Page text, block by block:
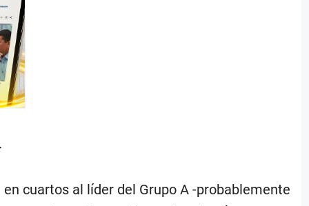
cuartos al líder del Grupo A -probablemente